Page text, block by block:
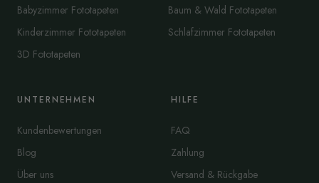
Babyzimmer Fototapeten
Kinderzimmer Fototapeten
3D Fototapeten
Baum & Wald Fototapeten
Schlafzimmer Fototapeten
UNTERNEHMEN
Kundenbewertungen
Blog
Über uns
HILFE
FAQ
Zahlung
Versand & Rückgabe